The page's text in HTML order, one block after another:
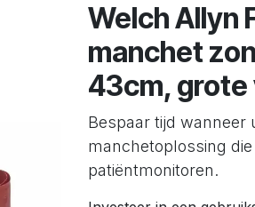
Welch Allyn
manchet
43cm,
Bespaar tijd wanneer
manchetoplossing
patiëntmonitoren.